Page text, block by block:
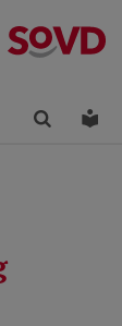
Finden